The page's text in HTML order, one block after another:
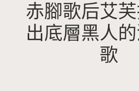
赤腳歌后艾
出底層黑人
歌